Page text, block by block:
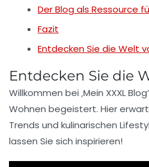
Der Blog als Ressource
Fazit
Entdecken Sie die Welt
Entdecken Sie die
Willkommen bei ‚Mein XXXL Blog‘
Wohnen begeistert. Hier
Trends und kulinarischen
lassen Sie sich inspirieren!